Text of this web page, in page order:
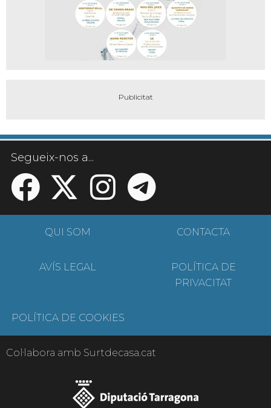
Segueix-nos a...
QUI SOM CONTACTA
AVÍS LEGAL
POLÍTICA DE
PRIVACITAT
POLÍTICA DE COOKIES
Col·labora amb Surtdecasa.cat